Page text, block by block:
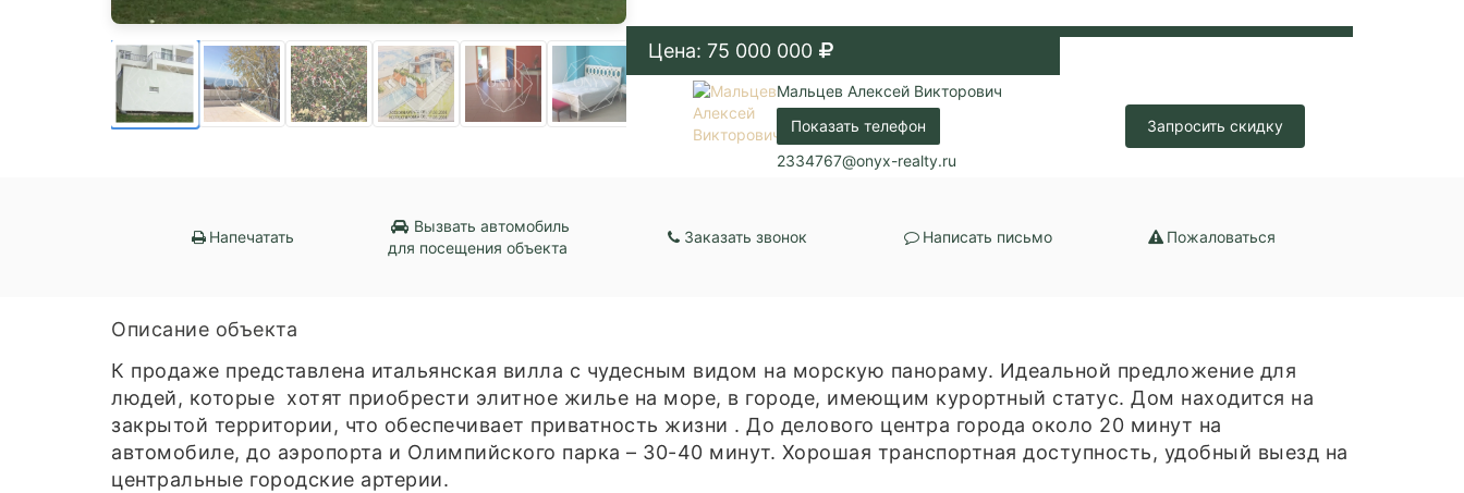
Цена: 75 000 000
Мальцев Алексей Викторович
Показать телефон
2334767@onyx-realty.ru
Запросить скидку
Напечатать
Вызвать автомобиль
для посещения объекта
Заказать звонок Написать письмо Пожаловаться
Описание объекта
К продаже представлена итальянская вилла с чудесным видом на морскую панораму. Идеальной предложение для
людей, которые хотят приобрести элитное жилье на море, в городе, имеющим курортный статус. Дом находится на
закрытой территории, что обеспечивает приватность жизни . До делового центра города около 20 минут на
автомобиле, до аэропорта и Олимпийского парка – 30-40 минут. Хорошая транспортная доступность, удобный выезд на
центральные городские артерии.